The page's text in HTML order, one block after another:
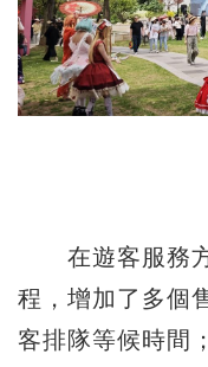
在遊客服務方
程，增加了多個
客排隊等候時間